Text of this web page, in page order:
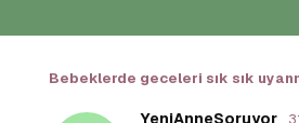
Bebeklerde geceleri sık sık
YeniAnneSoruyor